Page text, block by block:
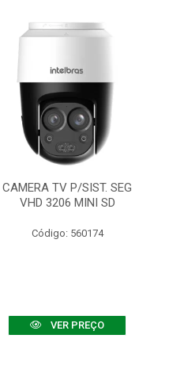
CAMERA TV P/SIST. SEG
VHD 3206 MINI SD
Código: 560174
VER PREÇO